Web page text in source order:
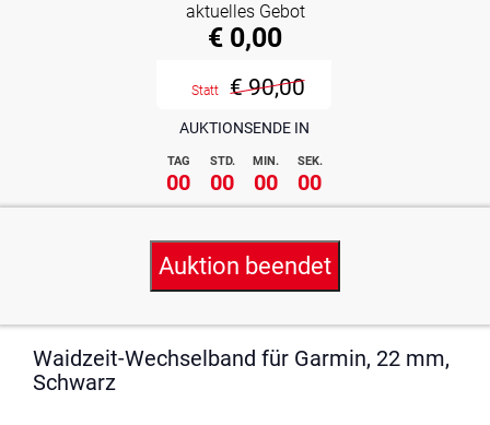
AUKTIONSENDE IN
TAG STD. MIN. SEK.
00 00 00 00
aktuelles Gebot
€ 0,00
Statt € 90,00
Auktion beendet
Waidzeit-Wechselband für Garmin, 22 mm,
Schwarz